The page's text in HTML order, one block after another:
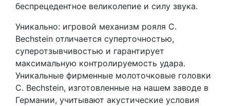
беспрецедентнoe великолепие и силу звука.
Уникальнo: игровой механизм рояля C.
Bechstein отличается суперточностью,
суперотзывчивостью и гарантирует
максимальную контролируемость удара.
Уникальные фирменные молоточковые головки
C. Bechstein, изготовленные на нашем заводе в
Германии, учитывают акустические условия